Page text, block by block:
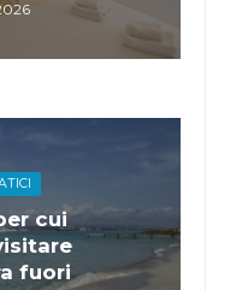
cui
fuori